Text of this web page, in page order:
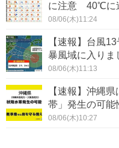
に注意 40℃に
08/06(木)11:24
【速報】台風
暴風域に入りま
08/06(木)11:13
【速報】沖縄
帯」発生の可
08/06(木)10:27